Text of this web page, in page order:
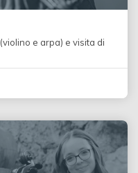
e arpa) e visita di